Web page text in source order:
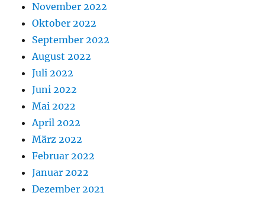
November 2022
Oktober 2022
September 2022
August 2022
Juli 2022
Juni 2022
Mai 2022
April 2022
März 2022
Februar 2022
Januar 2022
Dezember 2021